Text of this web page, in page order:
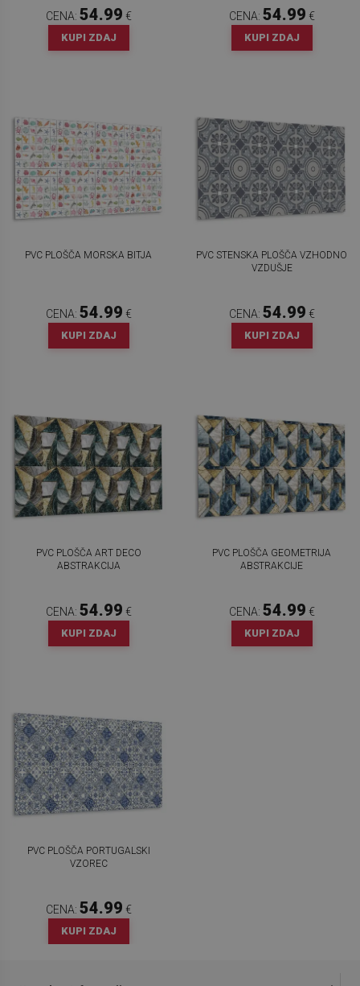
CENA: 54.99 €
KUPI ZDAJ
CENA: 54.99 €
KUPI ZDAJ
PVC PLOŠČA MORSKA BITJA
CENA: 54.99 €
KUPI ZDAJ
PVC STENSKA PLOŠČA VZHODNO
VZDUŠJE
CENA: 54.99 €
KUPI ZDAJ
PVC PLOŠČA ART DECO
ABSTRAKCIJA
CENA: 54.99 €
KUPI ZDAJ
PVC PLOŠČA GEOMETRIJA
ABSTRAKCIJE
CENA: 54.99 €
KUPI ZDAJ
PVC PLOŠČA PORTUGALSKI
VZOREC
CENA: 54.99 €
KUPI ZDAJ